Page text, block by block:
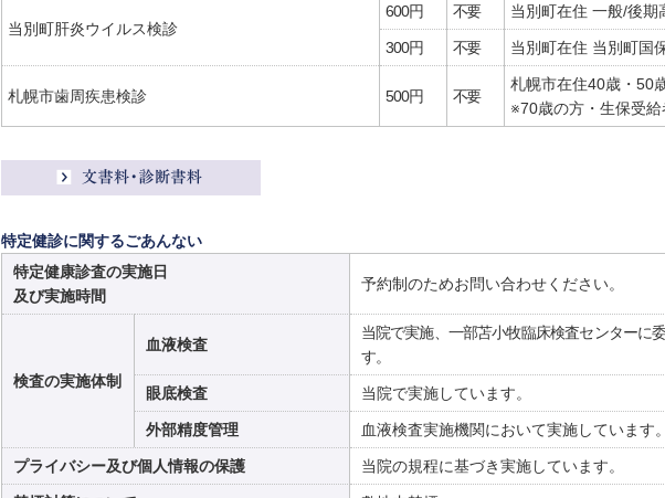
当別町肝炎ウイルス検診
600円 不要 当別町在住 一般/後期
300円 不要 当別町在住 当別町国
札幌市歯周疾患検診 500円 不要
札幌市在住40歳・50
※70歳の方・生保受
特定健診に関するごあんない
特定健康診査の実施日
及び実施時間
予約制のためお問い合わせください。
検査の実施体制
血液検査
当院で実施、一部苫小牧臨床検査センターに
す。
眼底検査 当院で実施しています。
外部精度管理 血液検査実施機関において実施しています。
プライバシー及び個人情報の保護 当院の規程に基づき実施しています。